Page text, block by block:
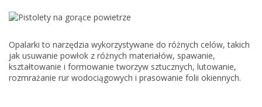
Opalarki to narzędzia wykorzystywane do różnych celów, takich
jak usuwanie powłok z różnych materiałów, spawanie,
kształtowanie i formowanie tworzyw sztucznych, lutowanie,
rozmrażanie rur wodociągowych i prasowanie folii okiennych.